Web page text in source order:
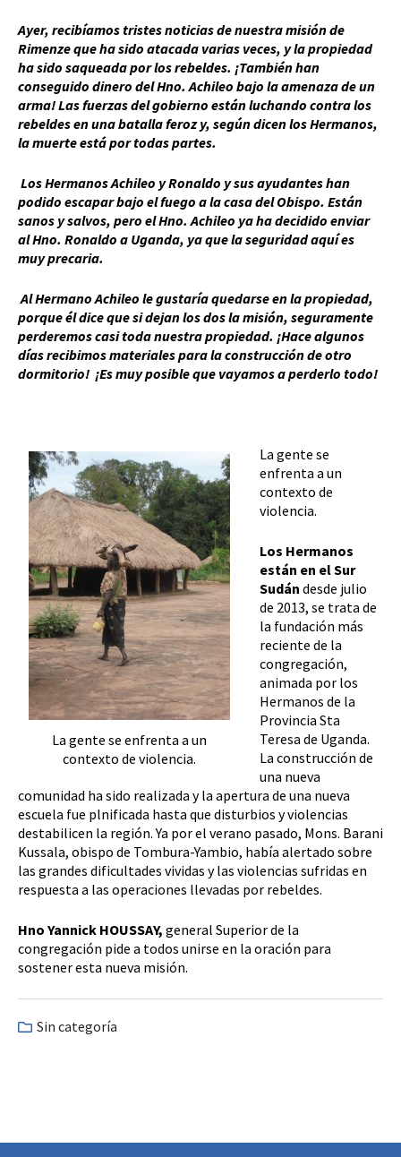
Ayer, recibíamos tristes noticias de nuestra misión de
Rimenze que ha sido atacada varias veces, y la propiedad
ha sido saqueada por los rebeldes. ¡También han
conseguido dinero del Hno. Achileo bajo la amenaza de un
arma! Las fuerzas del gobierno están luchando contra los
rebeldes en una batalla feroz y, según dicen los Hermanos,
la muerte está por todas partes.
Los Hermanos Achileo y Ronaldo y sus ayudantes han
podido escapar bajo el fuego a la casa del Obispo. Están
sanos y salvos, pero el Hno. Achileo ya ha decidido enviar
al Hno. Ronaldo a Uganda, ya que la seguridad aquí es
muy precaria.
Al Hermano Achileo le gustaría quedarse en la propiedad,
porque él dice que si dejan los dos la misión, seguramente
perderemos casi toda nuestra propiedad. ¡Hace algunos
días recibimos materiales para la construcción de otro
dormitorio! ¡Es muy posible que vayamos a perderlo todo!
La gente se enfrenta a un
contexto de violencia.
La gente se
enfrenta a un
contexto de
violencia.
Los Hermanos
están en el Sur
Sudán desde julio
de 2013, se trata de
la fundación más
reciente de la
congregación,
animada por los
Hermanos de la
Provincia Sta
Teresa de Uganda.
La construcción de
una nueva
comunidad ha sido realizada y la apertura de una nueva
escuela fue plnificada hasta que disturbios y violencias
destabilicen la región. Ya por el verano pasado, Mons. Barani
Kussala, obispo de Tombura-Yambio, había alertado sobre
las grandes dificultades vividas y las violencias sufridas en
respuesta a las operaciones llevadas por rebeldes.
Hno Yannick HOUSSAY, general Superior de la
congregación pide a todos unirse en la oración para
sostener esta nueva misión.
Sin categoría